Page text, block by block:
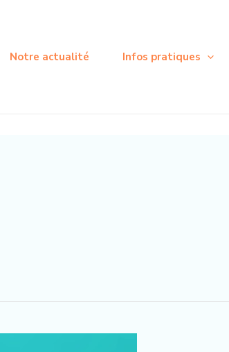
Notre actualité Infos pratiques